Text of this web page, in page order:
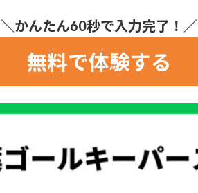
＼かんたん60秒で入力完了！／
無料で体験する